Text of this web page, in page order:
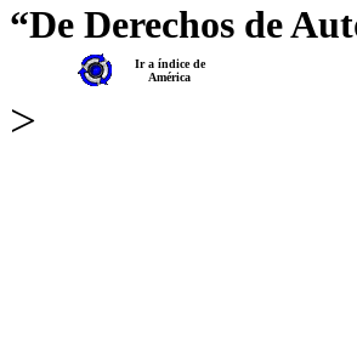
“De Derechos de
Ir a índice de
América
>